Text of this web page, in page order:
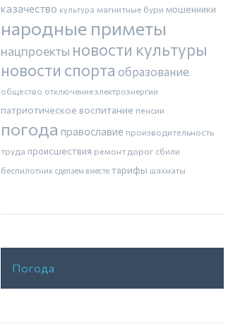
казачество культура магнитные бури мошенники
народные приметы
нацпроекты новости культуры
новости спорта образование
общество отключение электроэнергии
патриотическое воспитание пенсии
погода православие производительность
труда происшествия ремонт дорог сбили
беспилотник сделаем вместе тарифы шахматы
Погода